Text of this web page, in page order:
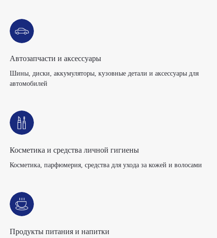
Автозапчасти и аксессуары
Шины, диски, аккумуляторы, кузовные детали и аксессуары для
автомобилей
Косметика и средства личной гигиены
Косметика, парфюмерия, средства для ухода за кожей и волосами
Продукты питания и напитки